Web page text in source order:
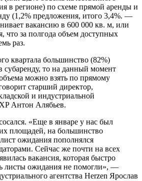
в регионе) по схеме прямой аренды и
(1,2% предложения, итого 3,4%. —
вакансию в 600 000 кв. м, или
что за полгода объем доступных
раз.
квартала большинство (82%)
субаренду, то на данный момент
можно взять по прямому
старший директор,
и индустриальной
Антон Алябьев.
«Еще в январе у нас был
площадей, на большинство
ожидания пополнялся
Сейчас же почти на всех
вакансия, которая быстро
листы ожидания не помогли», —
агентства Herzen Ярослав